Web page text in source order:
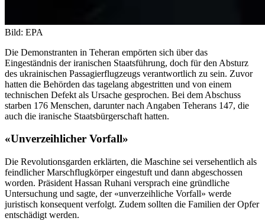
Bild: EPA
Die Demonstranten in Teheran empörten sich über das
Eingeständnis der iranischen Staatsführung, doch für den Absturz
des ukrainischen Passagierflugzeugs verantwortlich zu sein. Zuvor
hatten die Behörden das tagelang abgestritten und von einem
technischen Defekt als Ursache gesprochen. Bei dem Abschuss
starben 176 Menschen, darunter nach Angaben Teherans 147, die
auch die iranische Staatsbürgerschaft hatten.
«Unverzeihlicher Vorfall»
Die Revolutionsgarden erklärten, die Maschine sei versehentlich als
feindlicher Marschflugkörper eingestuft und dann abgeschossen
worden. Präsident Hassan Ruhani versprach eine gründliche
Untersuchung und sagte, der «unverzeihliche Vorfall» werde
juristisch konsequent verfolgt. Zudem sollten die Familien der Opfer
entschädigt werden.